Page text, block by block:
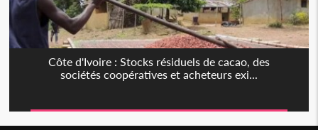
Côte d'Ivoire : Stocks résiduels de cacao, des
sociétés coopératives et acheteurs exi...